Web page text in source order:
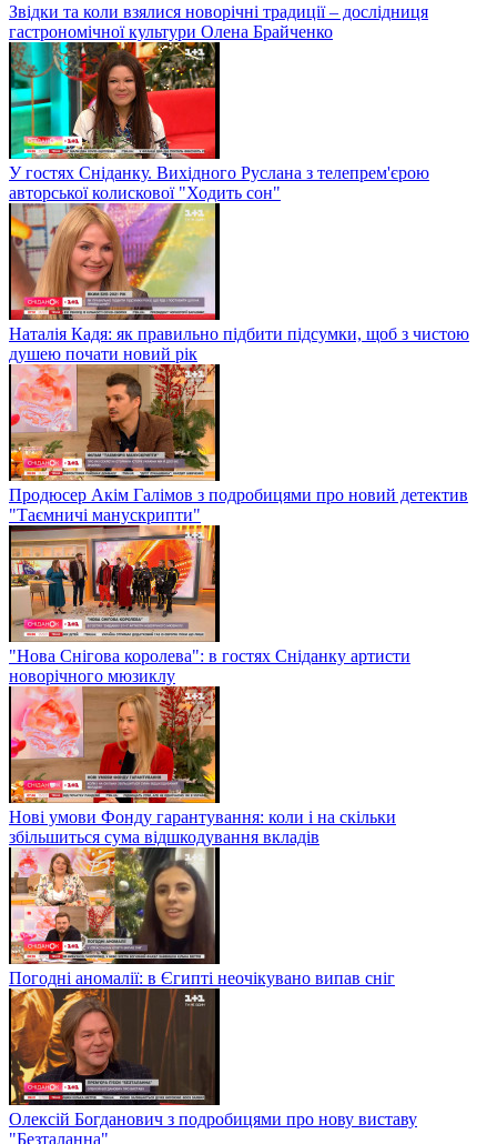
Звідки та коли взялися новорічні традиції – дослідниця
гастрономічної культури Олена Брайченко
У гостях Сніданку. Вихідного Руслана з телепрем'єрою
авторської колискової "Ходить сон"
Наталія Кадя: як правильно підбити підсумки, щоб з чистою
душею почати новий рік
Продюсер Акім Галімов з подробицями про новий детектив
"Таємничі манускрипти"
"Нова Снігова королева": в гостях Сніданку артисти
новорічного мюзиклу
Нові умови Фонду гарантування: коли і на скільки
збільшиться сума відшкодування вкладів
Погодні аномалії: в Єгипті неочікувано випав сніг
Олексій Богданович з подробицями про нову виставу
"Безталанна"